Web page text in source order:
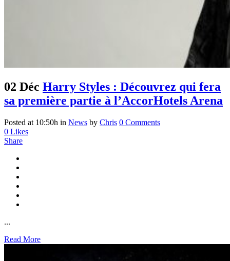
02 Déc Harry Styles : Découvrez qui fera
sa première partie à l’AccorHotels Arena
Posted at 10:50h in News by Chris 0 Comments
0 Likes
Share
...
Read More